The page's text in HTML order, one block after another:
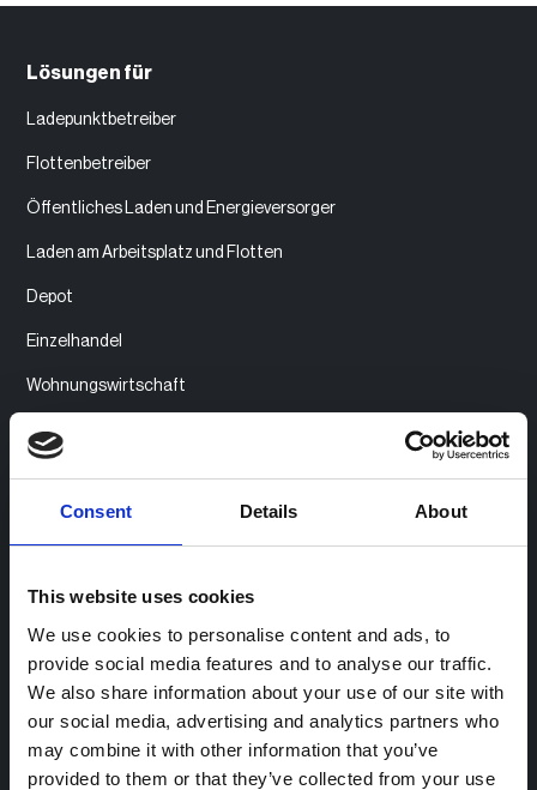
Consent Details About
This website uses cookies
We use cookies to personalise content and ads, to
provide social media features and to analyse our traffic.
We also share information about your use of our site with
our social media, advertising and analytics partners who
may combine it with other information that you’ve
provided to them or that they’ve collected from your use
Lösungen für
Ladepunktbetreiber
Flottenbetreiber
Öffentliches Laden und Energieversorger
Laden am Arbeitsplatz und Flotten
Depot
Einzelhandel
Wohnungswirtschaft
Produktübersicht
Community Charging
Monetarisierung von Ladestationen
Integration von Bezahlsystemen
Ladestationsmanagement
Fleet Charging